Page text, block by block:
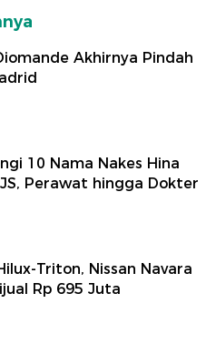
Akhirnya Pindah
10 Nama Nakes Hina
Perawat hingga Dokter
Triton, Nissan Navara
Rp 695 Juta